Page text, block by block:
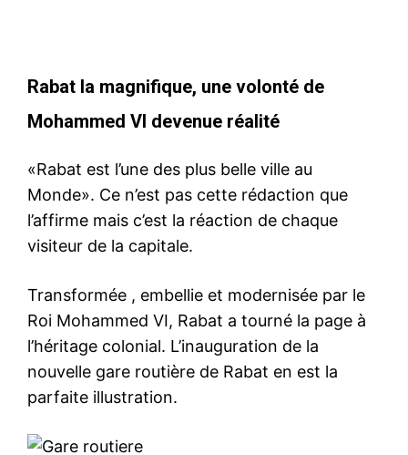
Rabat la magnifique, une volonté de
Mohammed VI devenue réalité
«Rabat est l’une des plus belle ville au
Monde». Ce n’est pas cette rédaction que
l’affirme mais c’est la réaction de chaque
visiteur de la capitale.
Transformée , embellie et modernisée par le
Roi Mohammed VI, Rabat a tourné la page à
l’héritage colonial. L’inauguration de la
nouvelle gare routière de Rabat en est la
parfaite illustration.